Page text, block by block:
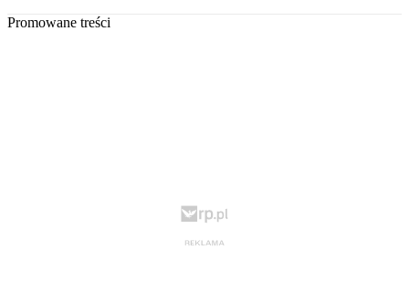
Promowane treści